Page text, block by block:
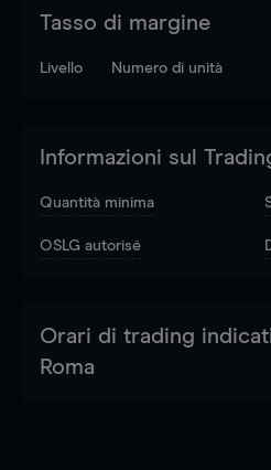
Tasso di margine
Livello Numero di unità
Informazioni sul
Quantità minima
OSLG autorisé
Orari di trading
Roma